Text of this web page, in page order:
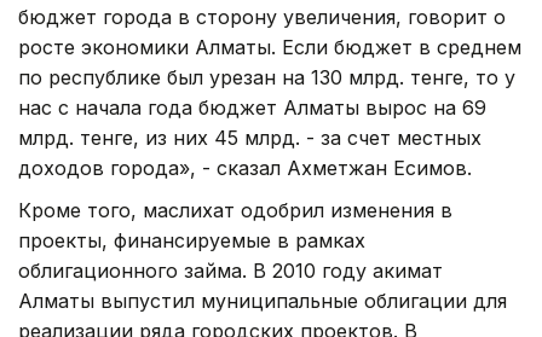
бюджет города в сторону увеличения, говорит о
росте экономики Алматы. Если бюджет в среднем
по республике был урезан на 130 млрд. тенге, то у
нас с начала года бюджет Алматы вырос на 69
млрд. тенге, из них 45 млрд. - за счет местных
доходов города», - сказал Ахметжан Есимов.
Кроме того, маслихат одобрил изменения в
проекты, финансируемые в рамках
облигационного займа. В 2010 году акимат
Алматы выпустил муниципальные облигации для
реализации ряда городских проектов. В